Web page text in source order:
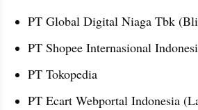
PT Global Digital Niaga Tbk
PT Shopee Internasional
PT Tokopedia
PT Ecart Webportal Indonesia